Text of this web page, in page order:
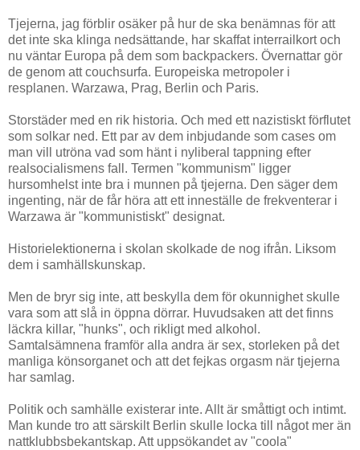
Tjejerna, jag förblir osäker på hur de ska benämnas för att
det inte ska klinga nedsättande, har skaffat interrailkort och
nu väntar Europa på dem som backpackers. Övernattar gör
de genom att couchsurfa. Europeiska metropoler i
resplanen. Warzawa, Prag, Berlin och Paris.
Storstäder med en rik historia. Och med ett nazistiskt förflutet
som solkar ned. Ett par av dem inbjudande som cases om
man vill utröna vad som hänt i nyliberal tappning efter
realsocialismens fall. Termen "kommunism" ligger
hursomhelst inte bra i munnen på tjejerna. Den säger dem
ingenting, när de får höra att ett inneställe de frekventerar i
Warzawa är "kommunistiskt" designat.
Historielektionerna i skolan skolkade de nog ifrån. Liksom
dem i samhällskunskap.
Men de bryr sig inte, att beskylla dem för okunnighet skulle
vara som att slå in öppna dörrar. Huvudsaken att det finns
läckra killar, "hunks", och rikligt med alkohol.
Samtalsämnena framför alla andra är sex, storleken på det
manliga könsorganet och att det fejkas orgasm när tjejerna
har samlag.
Politik och samhälle existerar inte. Allt är småttigt och intimt.
Man kunde tro att särskilt Berlin skulle locka till något mer än
nattklubbsbekantskap. Att uppsökandet av "coola"